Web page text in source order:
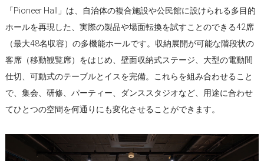
「Pioneer Hall」は、自治体の複合施設や公民館に設けられる多目的
ホールを再現した、実際の製品や場面転換を試すことのできる42席
（最大48名収容）の多機能ホールです。収納展開が可能な階段状の
客席（移動観覧席）をはじめ、壁面収納式ステージ、大型の電動間
仕切、可動式のテーブルとイスを完備。これらを組み合わせること
で、集会、研修、パーティー、ダンススタジオなど、用途に合わせ
てひとつの空間を何通りにも変化させることができます。